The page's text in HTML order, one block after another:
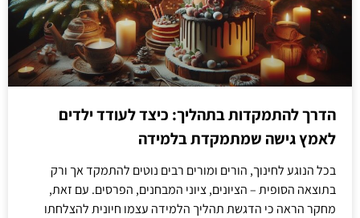
הדרך להתמקדות בתהליך: כיצד לעודד ילדים
לאמץ גישה שמתמקדת בלמידה
בכל הנוגע לחינוך, הורים ומורים רבים נוטים להתמקד אך ורק
בתוצאה הסופית – הציונים, ציוני המבחנים, הפרסים. עם זאת,
מחקר הראה כי הדגשת תהליך הלמידה עצמו חיונית להצלחתו